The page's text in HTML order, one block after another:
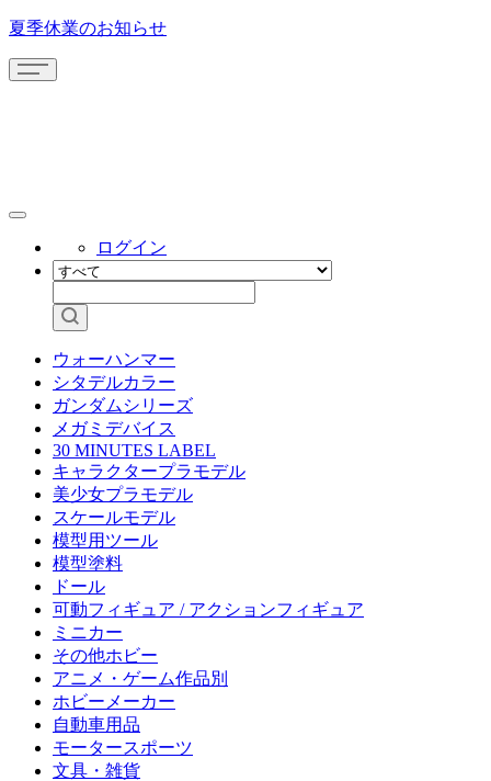
夏季休業のお知らせ
ログイン
ウォーハンマー
シタデルカラー
ガンダムシリーズ
メガミデバイス
30 MINUTES LABEL
キャラクタープラモデル
美少女プラモデル
スケールモデル
模型用ツール
模型塗料
ドール
可動フィギュア / アクションフィギュア
ミニカー
その他ホビー
アニメ・ゲーム作品別
ホビーメーカー
自動車用品
モータースポーツ
文具・雑貨